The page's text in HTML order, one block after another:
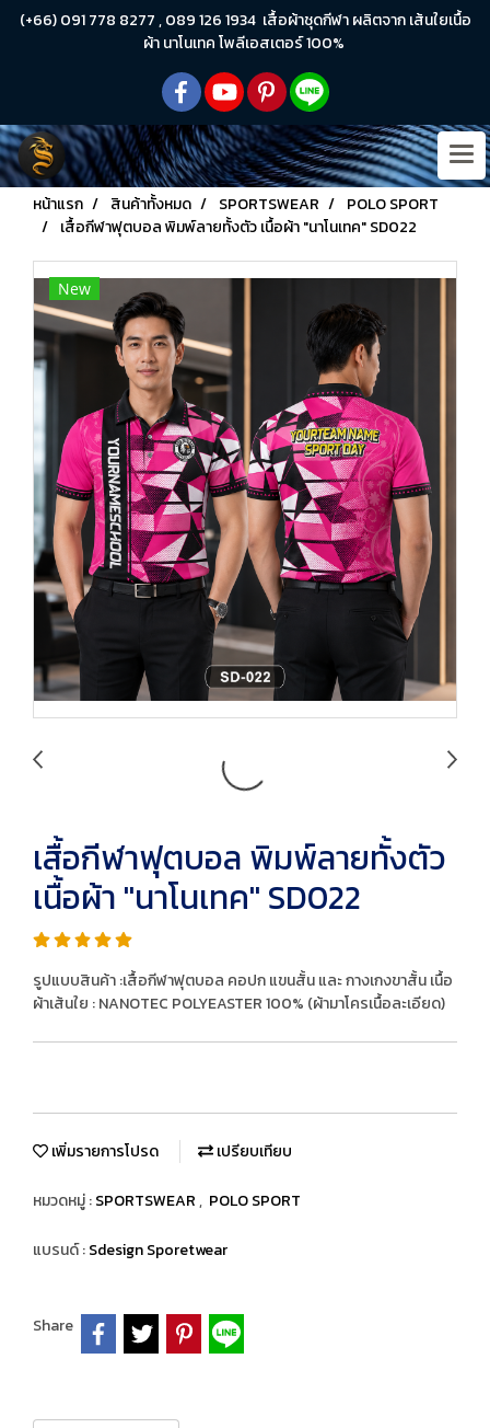
(+66) 091 778 8277 , 089 126 1934 เสื้อผ้าชุดกีฬา ผลิตจาก เส้นใยเนื้อ
ผ้า นาโนเทค โพลีเอสเตอร์ 100%
หน้าแรก สินค้าทั้งหมด SPORTSWEAR
POLO SPORT
เสื้อกีฬาฟุตบอล พิมพ์ลายทั้งตัว เนื้อผ้า "นาโนเทค" SD022
New
เสื้อกีฬาฟุตบอล พิมพ์ลายทั้งตัว
เนื้อผ้า "นาโนเทค" SD022
รูปแบบสินค้า :เสื้อกีฬาฟุตบอล คอปก แขนสั้น และ กางเกงขาสั้น เนื้อ
ผ้าเส้นใย : NANOTEC POLYEASTER 100% (ผ้ามาโครเนื้อละเอียด)
เพิ่มรายการโปรด เปรียบเทียบ
หมวดหมู่ :SPORTSWEAR, POLO SPORT
แบรนด์ :Sdesign Sporetwear
Share